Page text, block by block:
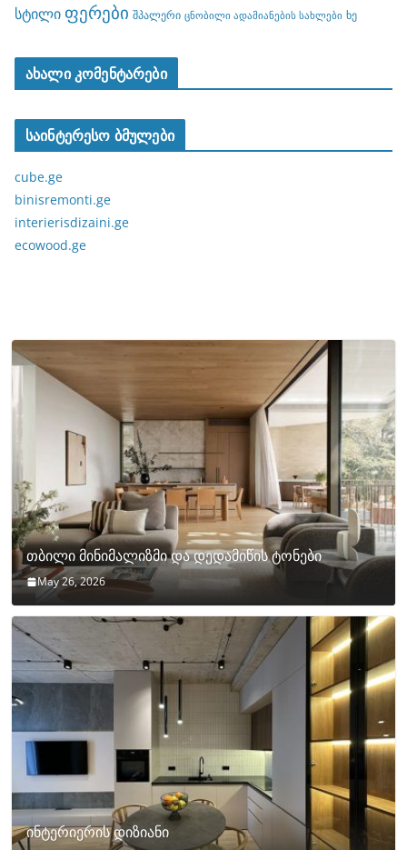
სტილი ფერები შპალერი ცნობილი ადამიანების სახლები ხე
ახალი კომენტარები
საინტერესო ბმულები
cube.ge
binisremonti.ge
interierisdizaini.ge
ecowood.ge
თბილი მინიმალიზმი და დედამიწის ტონები
May 26, 2026
ინტერიერის დიზიანი